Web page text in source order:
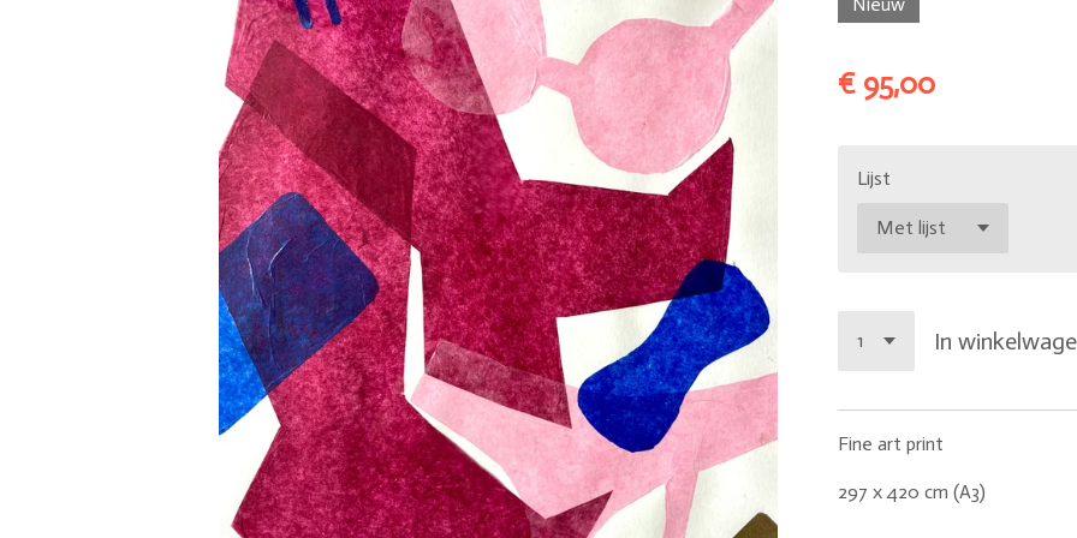
€ 95,00
Lijst
In
Fine art print
297 x 420 cm (A3)